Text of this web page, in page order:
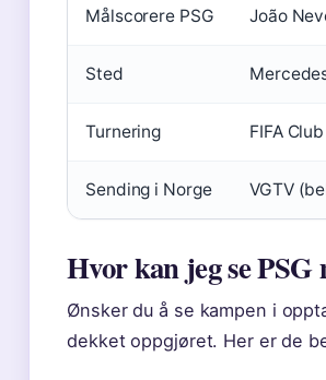
Målscorere PSG João
Sted
Turnering FIFA
Sending i Norge VGTV
Hvor kan jeg se
Ønsker du å se kampen i
dekket oppgjøret. Her er de